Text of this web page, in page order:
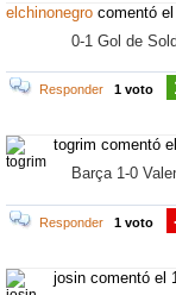
elchinonegro comentó
0-1 Gol de
Responder 1 voto
togrim comentó
Barça 1-0
Responder 1 voto
josin comentó el